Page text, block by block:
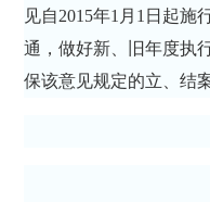
见自2015年1月1日起施
通，做好新、旧年度执
保该意见规定的立、结